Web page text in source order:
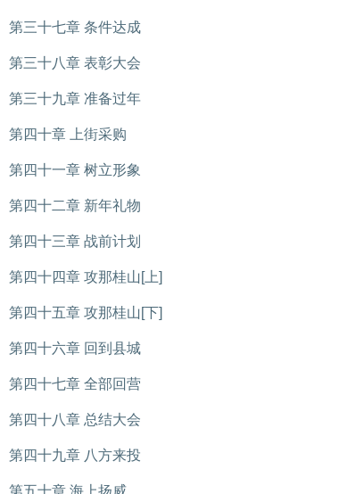
第三十七章 条件达成
第三十八章 表彰大会
第三十九章 准备过年
第四十章 上街采购
第四十一章 树立形象
第四十二章 新年礼物
第四十三章 战前计划
第四十四章 攻那桂山[上]
第四十五章 攻那桂山[下]
第四十六章 回到县城
第四十七章 全部回营
第四十八章 总结大会
第四十九章 八方来投
第五十章 海上扬威